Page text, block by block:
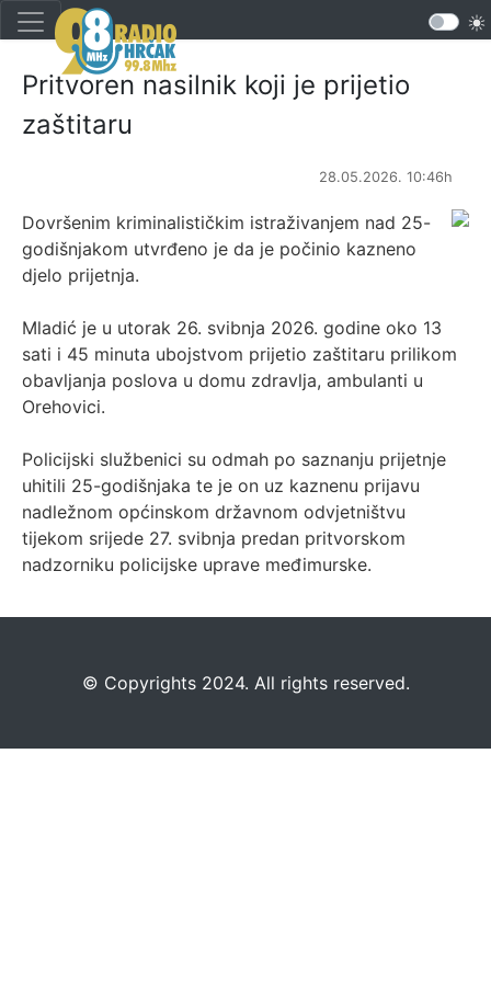
Pritvoren nasilnik koji je prijetio
zaštitaru
28.05.2026. 10:46h
Dovršenim kriminalističkim istraživanjem nad 25-
godišnjakom utvrđeno je da je počinio kazneno
djelo prijetnja.
Mladić je u utorak 26. svibnja 2026. godine oko 13
sati i 45 minuta ubojstvom prijetio zaštitaru prilikom
obavljanja poslova u domu zdravlja, ambulanti u
Orehovici.
Policijski službenici su odmah po saznanju prijetnje
uhitili 25-godišnjaka te je on uz kaznenu prijavu
nadležnom općinskom državnom odvjetništvu
tijekom srijede 27. svibnja predan pritvorskom
nadzorniku policijske uprave međimurske.
©️ Copyrights 2024. All rights reserved.